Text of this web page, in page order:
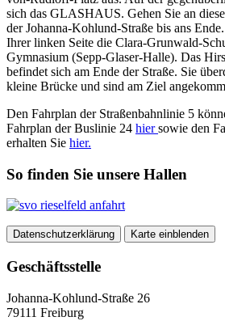
sich das GLASHAUS. Gehen Sie an
der Johanna-Kohlund-Straße bis ans
Ihrer linken Seite die Clara-Grunwald-
Gymnasium (Sepp-Glaser-Halle). Das
befindet sich am Ende der Straße. Sie
kleine Brücke und sind am Ziel
Den Fahrplan der Straßenbahnlinie 5
Fahrplan der Buslinie 24 hiersowie den
erhalten Sie hier.
So finden Sie unsere Hallen
Datenschutzerklärung Karte einblenden
Geschäftsstelle
Johanna-Kohlund-Straße 26
79111 Freiburg